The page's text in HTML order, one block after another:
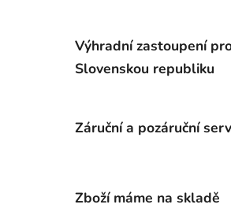
Výhradní zastoupení
Slovenskou republiku
Záruční a pozáruční
Zboží máme na skladě